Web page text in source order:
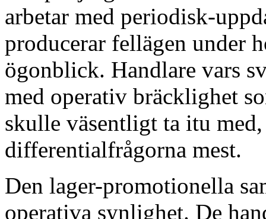
arbetar med periodisk-
producerar fellägen under
ögonblick. Handlare vars
med operativ bräcklighet
skulle väsentligt ta itu
differentialfrågorna mest.
Den lager-promotionella
operativa synlighet. De